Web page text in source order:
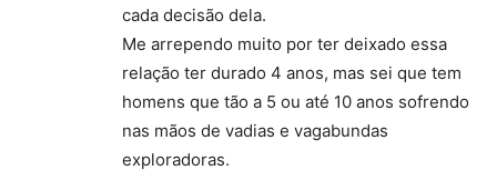
cada decisão dela.
Me arrependo muito por ter deixado essa
relação ter durado 4 anos, mas sei que tem
homens que tão a 5 ou até 10 anos sofrendo
nas mãos de vadias e vagabundas
exploradoras.